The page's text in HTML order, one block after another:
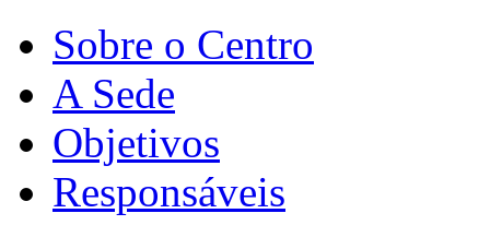
Sobre o Centro
A Sede
Objetivos
Responsáveis